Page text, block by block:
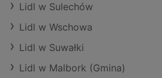
Lidl w Sulechów
Lidl w Wschowa
Lidl w Suwałki
Lidl w Malbork (Gmina)